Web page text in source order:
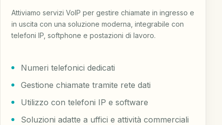
Attiviamo servizi VoIP per gestire chiamate in ingresso e
in uscita con una soluzione moderna, integrabile con
telefoni IP, softphone e postazioni di lavoro.
Numeri telefonici dedicati
Gestione chiamate tramite rete dati
Utilizzo con telefoni IP e software
Soluzioni adatte a uffici e attività commerciali